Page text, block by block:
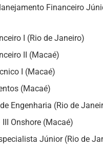
Financeiro
I (Rio de Janeiro)
II (Macaé)
I (Macaé)
(Macaé)
Engenharia (Rio de
Onshore (Macaé)
Júnior (Rio de